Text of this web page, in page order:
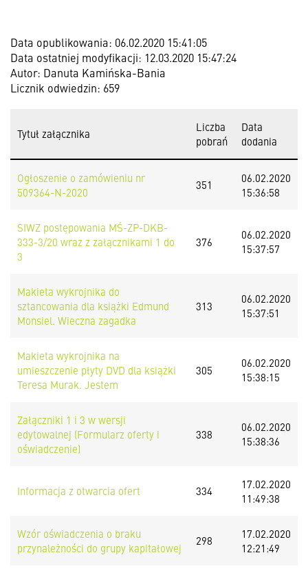
Data opublikowania: 06.02.2020 15:41:05
Data ostatniej modyfikacji: 12.03.2020 15:47:24
Autor: Danuta Kamińska-Bania
Licznik odwiedzin: 659
Tytuł załącznika
Liczba
pobrań
Data
dodania
Ogłoszenie o zamówieniu nr
509364-N-2020
351
06.02.2020
15:36:58
SIWZ postępowania MŚ-ZP-DKB-
333-3/20 wraz z załącznikami 1 do
3
376
06.02.2020
15:37:57
Makieta wykrojnika do
sztancowania dla książki Edmund
Monsiel. Wieczna zagadka
313
06.02.2020
15:37:51
Makieta wykrojnika na
umieszczenie płyty DVD dla książki
Teresa Murak. Jestem
305
06.02.2020
15:38:15
Załączniki 1 i 3 w wersji
edytowalnej (Formularz oferty i
oświadczenie)
338
06.02.2020
15:38:36
Informacja z otwarcia ofert 334
17.02.2020
11:49:38
Wzór oświadczenia o braku
przynależności do grupy kapitałowej
298
17.02.2020
12:21:49